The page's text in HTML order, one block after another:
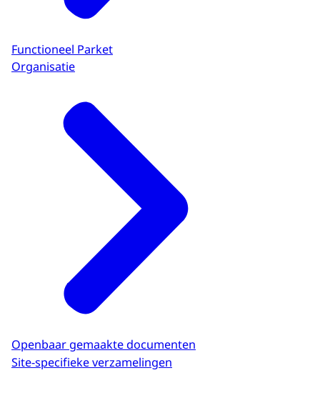
Functioneel Parket
Organisatie
Openbaar gemaakte documenten
Site-specifieke verzamelingen